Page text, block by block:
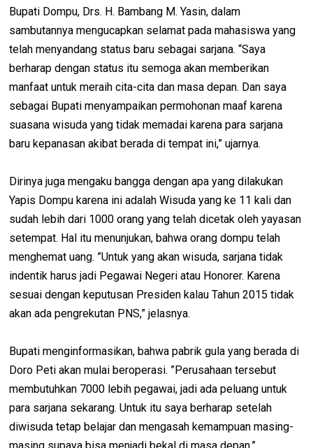
Bupati Dompu, Drs. H. Bambang M. Yasin, dalam
sambutannya mengucapkan selamat pada mahasiswa yang
telah menyandang status baru sebagai sarjana. “Saya
berharap dengan status itu semoga akan memberikan
manfaat untuk meraih cita-cita dan masa depan. Dan saya
sebagai Bupati menyampaikan permohonan maaf karena
suasana wisuda yang tidak memadai karena para sarjana
baru kepanasan akibat berada di tempat ini,” ujarnya.
Dirinya juga mengaku bangga dengan apa yang dilakukan
Yapis Dompu karena ini adalah Wisuda yang ke 11 kali dan
sudah lebih dari 1000 orang yang telah dicetak oleh yayasan
setempat. Hal itu menunjukan, bahwa orang dompu telah
menghemat uang. ”Untuk yang akan wisuda, sarjana tidak
indentik harus jadi Pegawai Negeri atau Honorer. Karena
sesuai dengan keputusan Presiden kalau Tahun 2015 tidak
akan ada pengrekutan PNS,” jelasnya.
Bupati menginformasikan, bahwa pabrik gula yang berada di
Doro Peti akan mulai beroperasi. ”Perusahaan tersebut
membutuhkan 7000 lebih pegawai, jadi ada peluang untuk
para sarjana sekarang. Untuk itu saya berharap setelah
diwisuda tetap belajar dan mengasah kemampuan masing-